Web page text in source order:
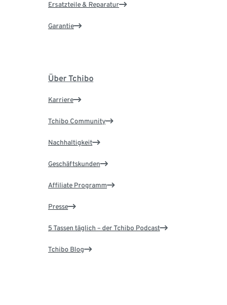
Ersatzteile & Reparatur
Garantie
Über Tchibo
Karriere
Tchibo Community
Nachhaltigkeit
Geschäftskunden
Affiliate Programm
Presse
5 Tassen täglich – der Tchibo Podcast
Tchibo Blog